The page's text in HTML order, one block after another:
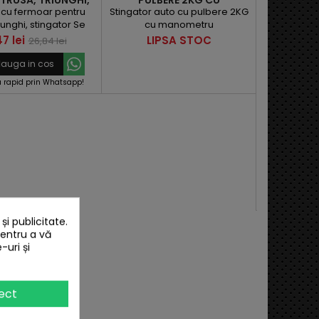
fermoar pentru
stingator Se
depozita orice.
lei Pret
de
baza
26,84 lei
in cos
rapid prin Whatsapp!
MANOMETRU
Stingator auto cu pulbere 2KG
cu manometru
Pret
LIPSA STOC
KIT
Kit
R.A.R
autoPret

Comanda
publicitate.
a vă
uri și